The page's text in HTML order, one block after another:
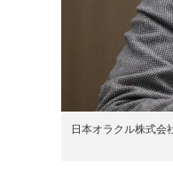
日本オラクル株式会